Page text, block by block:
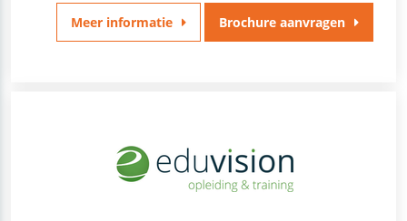
Meer informatie Brochure aanvragen